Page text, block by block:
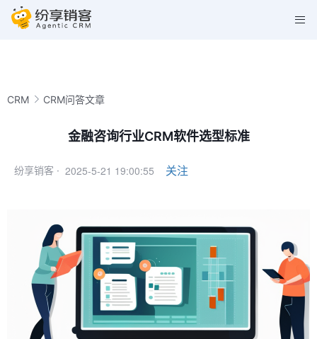
CRM CRM问答文章
金融咨询行业CRM软件选型标准
纷享销客 · 2025-5-21 19:00:55 关注